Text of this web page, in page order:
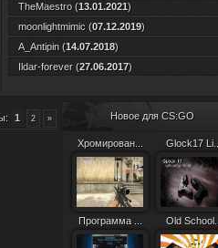
TheMaestro(13.01.2021)
moonlightmimic(07.12.2019)
A_Antipin(14.07.2018)
Ildar-forever(27.06.2017)
: 1 2 » Новое для CS:GO
Хромирован... Glock17 Li...
Программа ... Old School...